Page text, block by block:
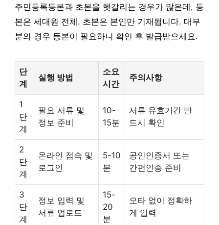
주민등록등본과 초본을 헷갈리는 경우가 많은데, 등
본은 세대원 전체, 초본은 본인만 기재됩니다. 대부
분의 경우 등본이 필요하니 확인 후 발급받으세요.
단
계
실행 방법
소요
시간
주의사항
1
단
계
필요 서류 및
정보 준비
10-
15분
서류 유효기간 반
드시 확인
2
단
계
온라인 접속 및
로그인
5-10
분
공인인증서 또는
간편인증 준비
3
단
계
정보 입력 및
서류 업로드
15-
20
분
오타 없이 정확하
게 입력